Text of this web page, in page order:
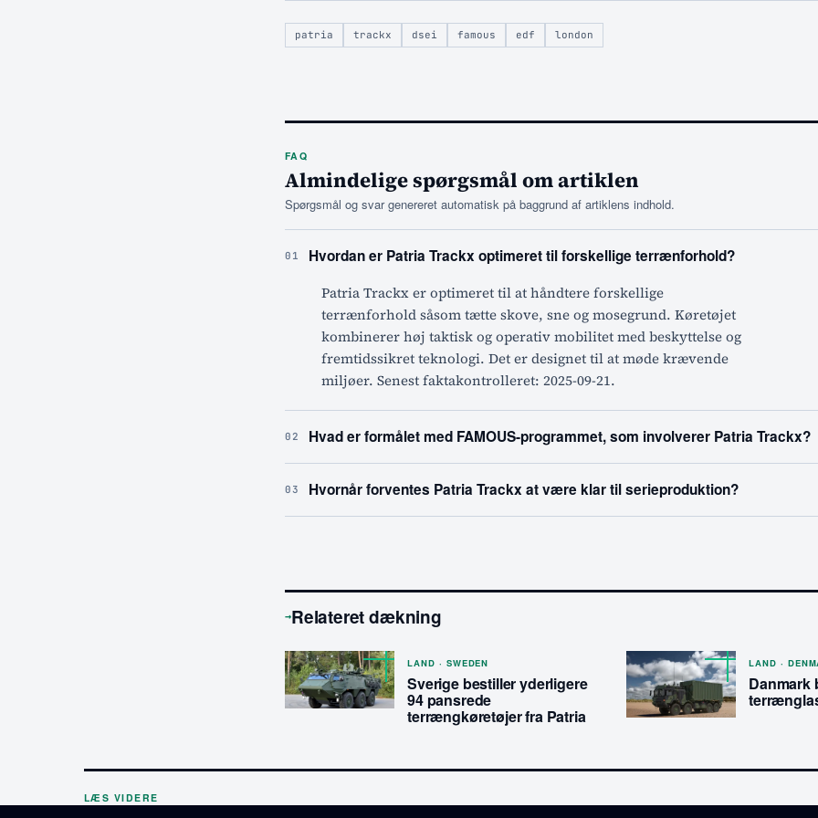
patria trackx dsei famous edf london
FAQ
Almindelige spørgsmål om artiklen
Spørgsmål og svar genereret automatisk på baggrund af artiklens indhold.
01 Hvordan er Patria Trackx optimeret til forskellige terrænforhold?
Patria Trackx er optimeret til at håndtere forskellige
terrænforhold såsom tætte skove, sne og mosegrund. Køretøjet
kombinerer høj taktisk og operativ mobilitet med beskyttelse og
fremtidssikret teknologi. Det er designet til at møde krævende
miljøer. Senest faktakontrolleret: 2025-09-21.
02 Hvad er formålet med FAMOUS-programmet, som involverer Patria Trackx?
03 Hvornår forventes Patria Trackx at være klar til serieproduktion?
→Relateret dækning
LAND · SWEDEN
Sverige bestiller yderligere
94 pansrede
terrængkøretøjer fra Patria
LAND ·
Danmark
LÆS VIDERE